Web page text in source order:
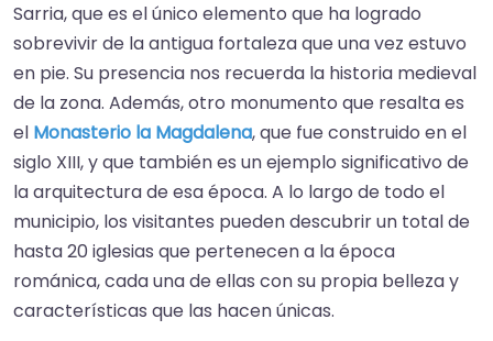
Sarria, que es el único elemento que ha logrado
sobrevivir de la antigua fortaleza que una vez estuvo
en pie. Su presencia nos recuerda la historia medieval
de la zona. Además, otro monumento que resalta es
el Monasterio la Magdalena, que fue construido en el
siglo XIII, y que también es un ejemplo significativo de
la arquitectura de esa época. A lo largo de todo el
municipio, los visitantes pueden descubrir un total de
hasta 20 iglesias que pertenecen a la época
románica, cada una de ellas con su propia belleza y
características que las hacen únicas.